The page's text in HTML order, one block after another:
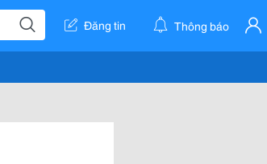
Đăng tin Thông báo